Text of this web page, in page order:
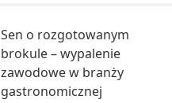
Sen o rozgotowanym
brokule – wypalenie
zawodowe w branży
gastronomicznej